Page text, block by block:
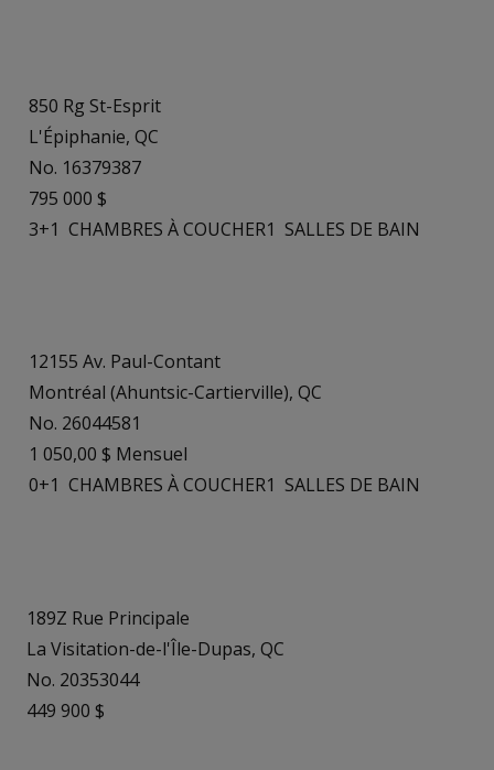
850 Rg St-Esprit
L'Épiphanie, QC
No. 16379387
795 000 $
3+1 CHAMBRES À COUCHER1 SALLES DE BAIN
12155 Av. Paul-Contant
Montréal (Ahuntsic-Cartierville), QC
No. 26044581
1 050,00 $ Mensuel
0+1 CHAMBRES À COUCHER1 SALLES DE BAIN
189Z Rue Principale
La Visitation-de-l'Île-Dupas, QC
No. 20353044
449 900 $